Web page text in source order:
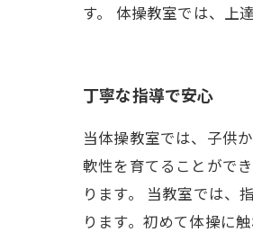
す。 体操教室では、上
丁寧な指導で安心
当体操教室では、子供
軟性を育てることがで
ります。 当教室では、
ります。初めて体操に